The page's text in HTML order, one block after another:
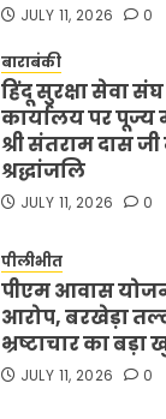
JULY 11, 2026 0
बाराबंकी
हिंदू सुरक्षा सेवा
कार्यालय पर पूज्य
श्री संतराम दास
श्रद्धांजलि
JULY 11, 2026 0
पीलीभीत
पीएम आवास
आरोप, बरखेड़ा
भ्रष्टाचार का बड़ा
JULY 11, 2026 0